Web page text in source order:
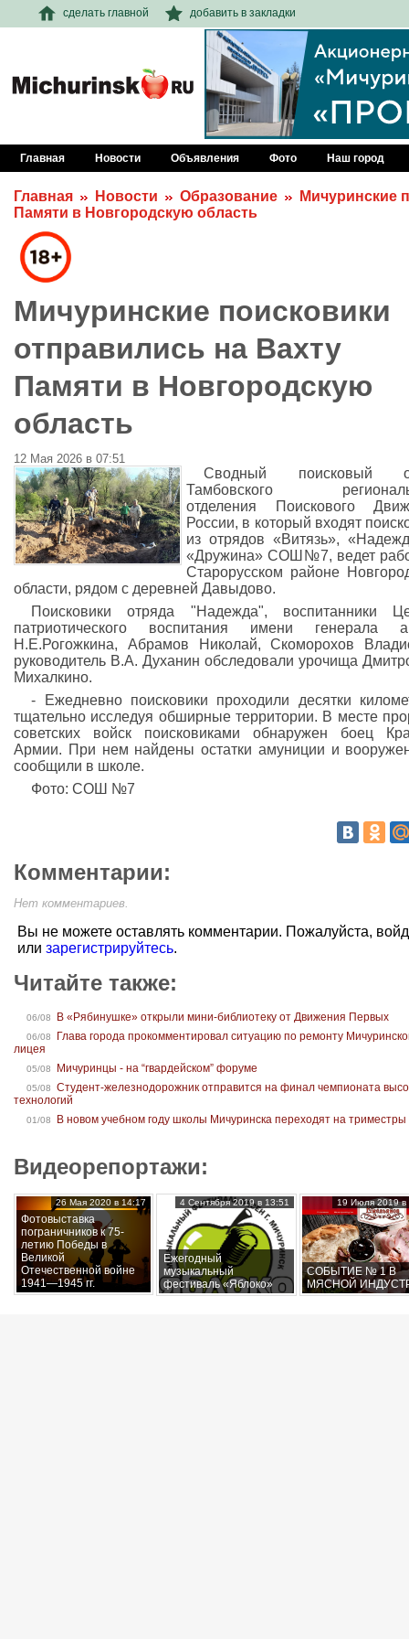
сделать главной добавить в закладки
Главная Новости Объявления Фото Наш город
Главная Новости Образование
Мичуринские
Памяти в Новгородскую область
Мичуринские поисковики
отправились на Вахту
Памяти в Новгородскую
область
12 Мая 2026 в 07:51
Сводный поисковый
Тамбовского
отделения Поискового
России, в который входят
из отрядов «Витязь»,
«Дружина» СОШ№7, ведет
Старорусском районе
области, рядом с деревней Давыдово.
Поисковики отряда "Надежда", воспитанники
патриотического воспитания имени генерала
Н.Е.Рогожкина, Абрамов Николай, Скоморохов
руководитель В.А. Духанин обследовали урочища
Михалкино.
- Ежедневно поисковики проходили десятки
тщательно исследуя обширные территории. В месте
советских войск поисковиками обнаружен боец
Армии. При нем найдены остатки амуниции и
сообщили в школе.
Фото: СОШ №7
Комментарии:
Нет комментариев.
Вы не можете оставлять комментарии. Пожалуйста,
или зарегистрируйтесь.
Читайте также:
06/08 В «Рябинушке» открыли мини-библиотеку от Движения Первых
06/08
Глава города прокомментировал ситуацию по ремонту
лицея
05/08 Мичуринцы - на “гвардейском” форуме
05/08
Студент-железнодорожник отправится на финал чемпионата
технологий
01/08 В новом учебном году школы Мичуринска переходят на триместры
Видеорепортажи:
Фотовыставка
пограничников к 75-
летию Победы в
Великой
Отечественной войне
1941—1945 гг.
26 Мая 2020 в 14:17
Ежегодный
музыкальный
фестиваль «Яблоко»
4 Сентября 2019 в 13:51
СОБЫТИЕ № 1 В
МЯСНОЙ
19 Июля 2019 в